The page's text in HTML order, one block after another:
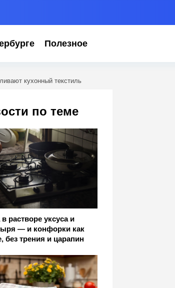
Полезное
кухонный текстиль
по теме
в растворе уксуса и
— и конфорки как
без трения и царапин